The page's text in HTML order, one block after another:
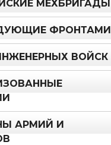
МЕХБРИГАДЫ
ФРОНТАМИ
ВОЙСК
АРМИЙ И